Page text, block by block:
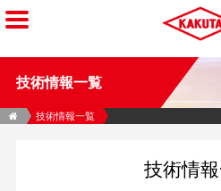
技術情報一覧
技術情報一覧
技術情